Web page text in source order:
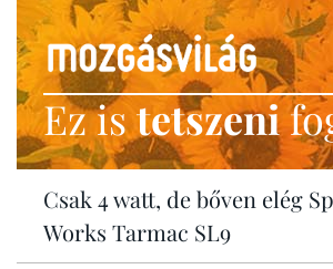
Ez istetszeni
Csak 4 watt, de bőven elég
Works Tarmac SL9